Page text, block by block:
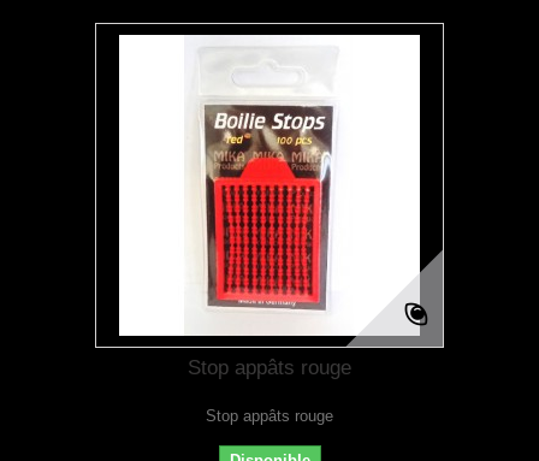
Stop appâts rouge
Stop appâts rouge